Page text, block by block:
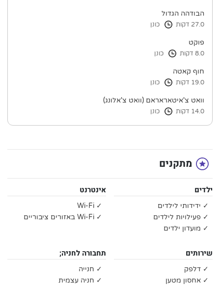
הבודהה הגדול
27.0 דקות כונן
פוקט
8.0 דקות כונן
חוף קאטה
19.0 דקות כונן
וואט צ'איטאראראם (וואט צ'אלונג)
14.0 דקות כונן
מתקנים
ילדים
✓ ידידותי לילדים
✓ פעילויות לילדים
✓ מועדון ילדים
אינטרנט
✓ Wi-Fi
✓ Wi-Fi באזורים ציבוריים
שירותים
✓ דלפק
✓ אחסון מטען
תחבורה לחניה;
✓ חנייה
✓ חניה עצמית